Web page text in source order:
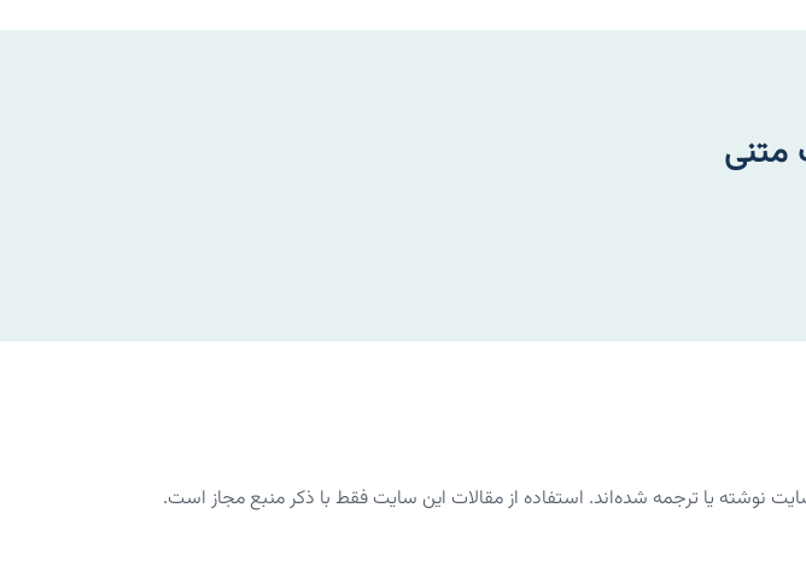
متنی
یا ترجمه شده‌اند. استفاده از مقالات این سایت فقط با ذکر منبع مجاز است.